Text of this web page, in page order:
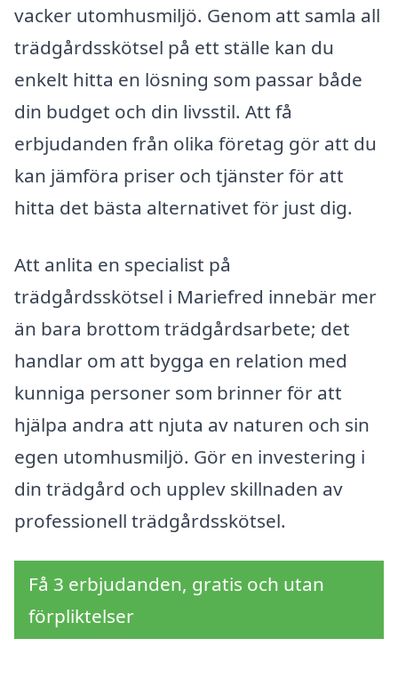
vacker utomhusmiljö. Genom att samla all
trädgårdsskötsel på ett ställe kan du
enkelt hitta en lösning som passar både
din budget och din livsstil. Att få
erbjudanden från olika företag gör att du
kan jämföra priser och tjänster för att
hitta det bästa alternativet för just dig.
Att anlita en specialist på
trädgårdsskötsel i Mariefred innebär mer
än bara brottom trädgårdsarbete; det
handlar om att bygga en relation med
kunniga personer som brinner för att
hjälpa andra att njuta av naturen och sin
egen utomhusmiljö. Gör en investering i
din trädgård och upplev skillnaden av
professionell trädgårdsskötsel.
Få 3 erbjudanden, gratis och utan
förpliktelser